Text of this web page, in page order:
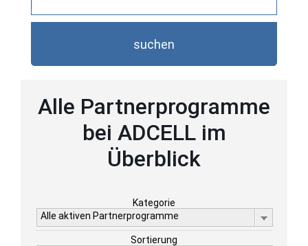
suchen
Alle Partnerprogramme
bei ADCELL im
Überblick
Kategorie
Alle aktiven Partnerprogramme
Sortierung